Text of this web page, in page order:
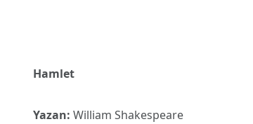
Hamlet
Yazan: William Shakespeare